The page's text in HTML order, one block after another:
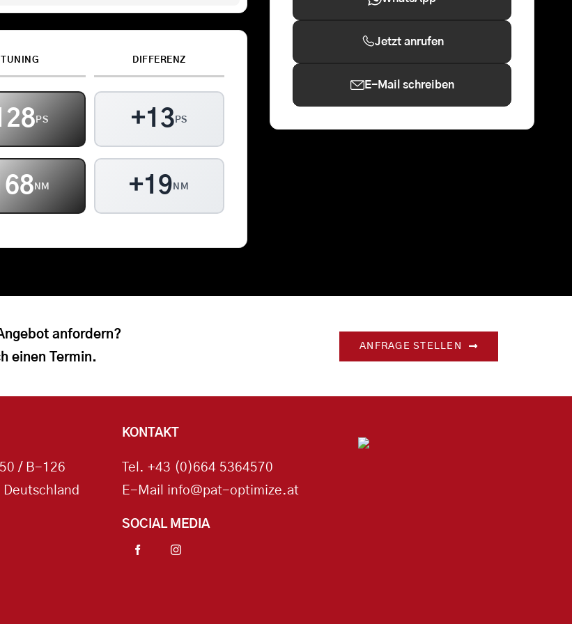
Kontakt
TUNING DIFFERENZ
PS +13 PS
NM +19 NM
Jetzt anrufen
E-Mail schreiben
anfordern?
einen Termin.
ANFRAGE STELLEN
/ B-126
KONTAKT
Tel.+43 (0)664 5364570
E-Mail info@pat-optimize.at
SOCIAL MEDIA